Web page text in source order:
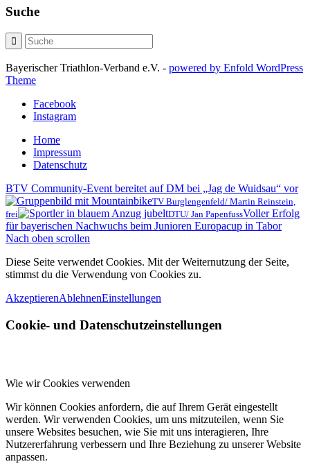
Suche
Bayerischer Triathlon-Verband e.V. - powered by Enfold WordPress
Theme
Facebook
Instagram
Home
Impressum
Datenschutz
BTV Community-Event bereitet auf DM bei „Jag de Wuidsau“ vor
TV Burglengenfeld/ Martin Reinstein,
frei
DTU/ Jan PapenfussVoller Erfolg
für bayerischen Nachwuchs beim Junioren Europacup in Tabor
Nach oben scrollen
Diese Seite verwendet Cookies. Mit der Weiternutzung der Seite,
stimmst du die Verwendung von Cookies zu.
AkzeptierenAblehnenEinstellungen
Cookie- und Datenschutzeinstellungen
Wie wir Cookies verwenden
Wir können Cookies anfordern, die auf Ihrem Gerät eingestellt
werden. Wir verwenden Cookies, um uns mitzuteilen, wenn Sie
unsere Websites besuchen, wie Sie mit uns interagieren, Ihre
Nutzererfahrung verbessern und Ihre Beziehung zu unserer Website
anpassen.